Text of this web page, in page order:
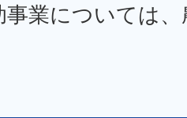
業については